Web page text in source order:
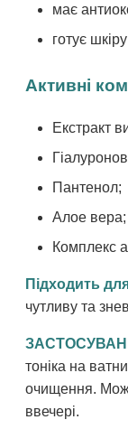
має
готує
Активні
Екстракт
Пантенол;
Алое вера;
Комплекс
Підходить
чутливу та
тоніка на
очищення.
ввечері.